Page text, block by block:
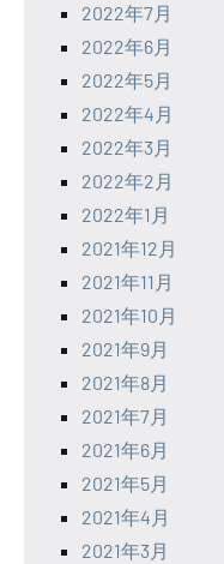
2022年7月
2022年6月
2022年5月
2022年4月
2022年3月
2022年2月
2022年1月
2021年12月
2021年11月
2021年10月
2021年9月
2021年8月
2021年7月
2021年6月
2021年5月
2021年4月
2021年3月